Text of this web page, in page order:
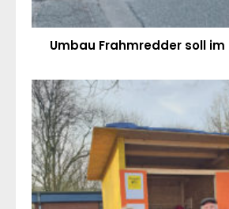
Umbau Frahmredder soll